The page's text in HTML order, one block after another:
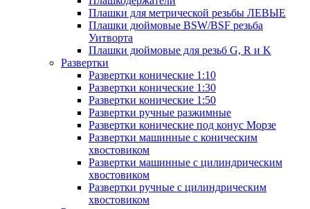
Плашки для метрической резьбы ЛЕВЫЕ
Плашки дюймовые BSW/BSF резьба
Уитворта
Плашки дюймовые для резьб G, R и K
Развертки
Развертки конические 1:10
Развертки конические 1:30
Развертки конические 1:50
Развертки ручные разжимные
Развертки конические под конус Морзе
Развертки машинные с коническим
хвостовиком
Развертки машинные с цилиндрическим
хвостовиком
Развертки ручные с цилиндрическим
хвостовиком